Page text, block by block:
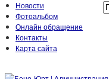
Новости
Фотоальбом
Онлайн обращение
Контакты
Карта сайта